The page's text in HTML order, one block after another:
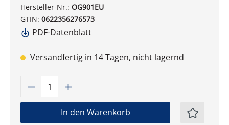
Hersteller-Nr.: OG901EU
GTIN: 0622356276573
PDF-Datenblatt
Versandfertig in 14 Tagen, nicht lagernd
Produkt Anzahl: Gib den
In den Warenkorb